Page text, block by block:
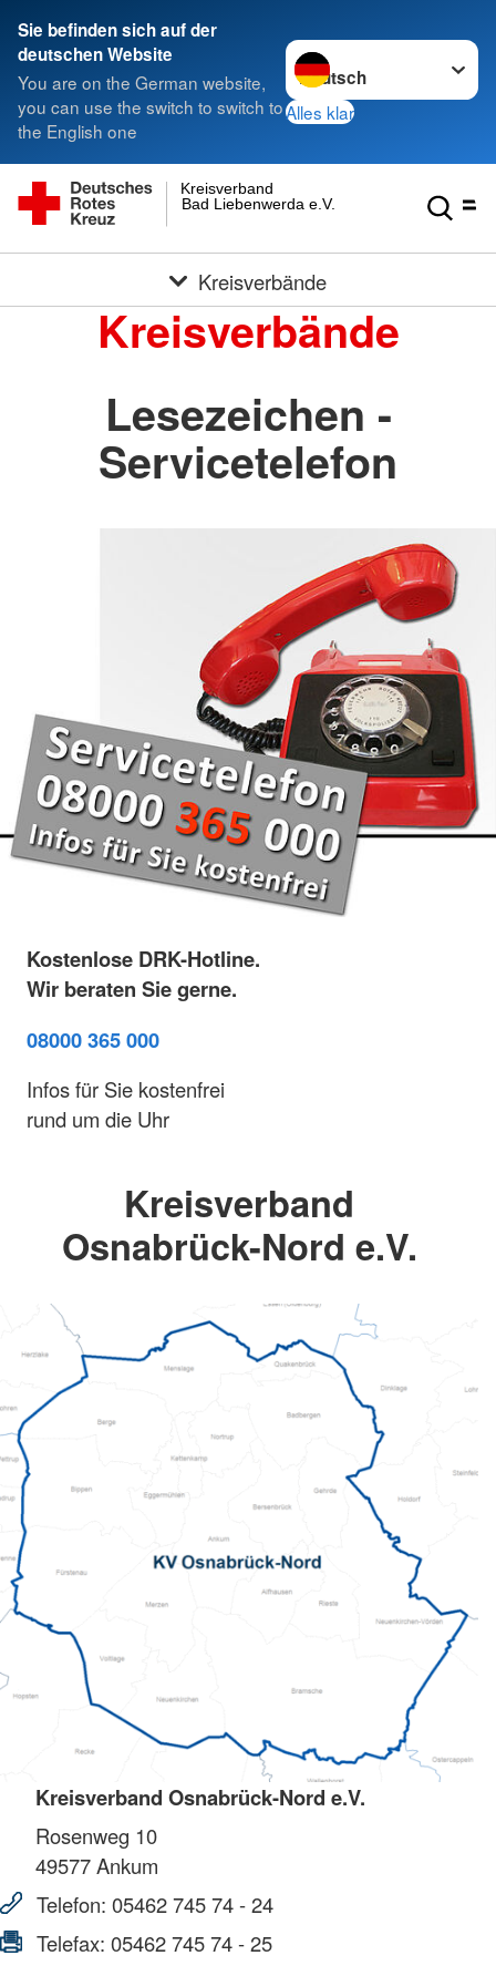
Sie befinden sich auf der
deutschen Website
You are on the German website,
you can use the switch to switch to
the English one
Sprache wechseln zu
Alles klar
Bad Liebenwerda e.V.
Kreisverband
Kreisverbände
Kreisverbände
Lesezeichen -
Servicetelefon
Kostenlose DRK-Hotline.
Wir beraten Sie gerne.
08000 365 000
Infos für Sie kostenfrei
rund um die Uhr
Kreisverband
Osnabrück-Nord e.V.
Kreisverband Osnabrück-Nord e.V.
Rosenweg 10
49577Ankum
Telefon: 05462 745 74 - 24
Telefax: 05462 745 74 - 25